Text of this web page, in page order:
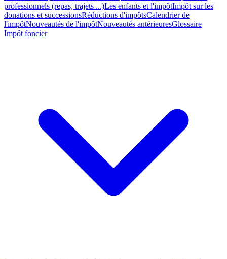
professionnels (repas, trajets ...)Les enfants et l'impôtImpôt sur les
donations et successionsRéductions d'impôtsCalendrier de
l'impôtNouveautés de l'impôtNouveautés antérieuresGlossaire
Impôt foncier